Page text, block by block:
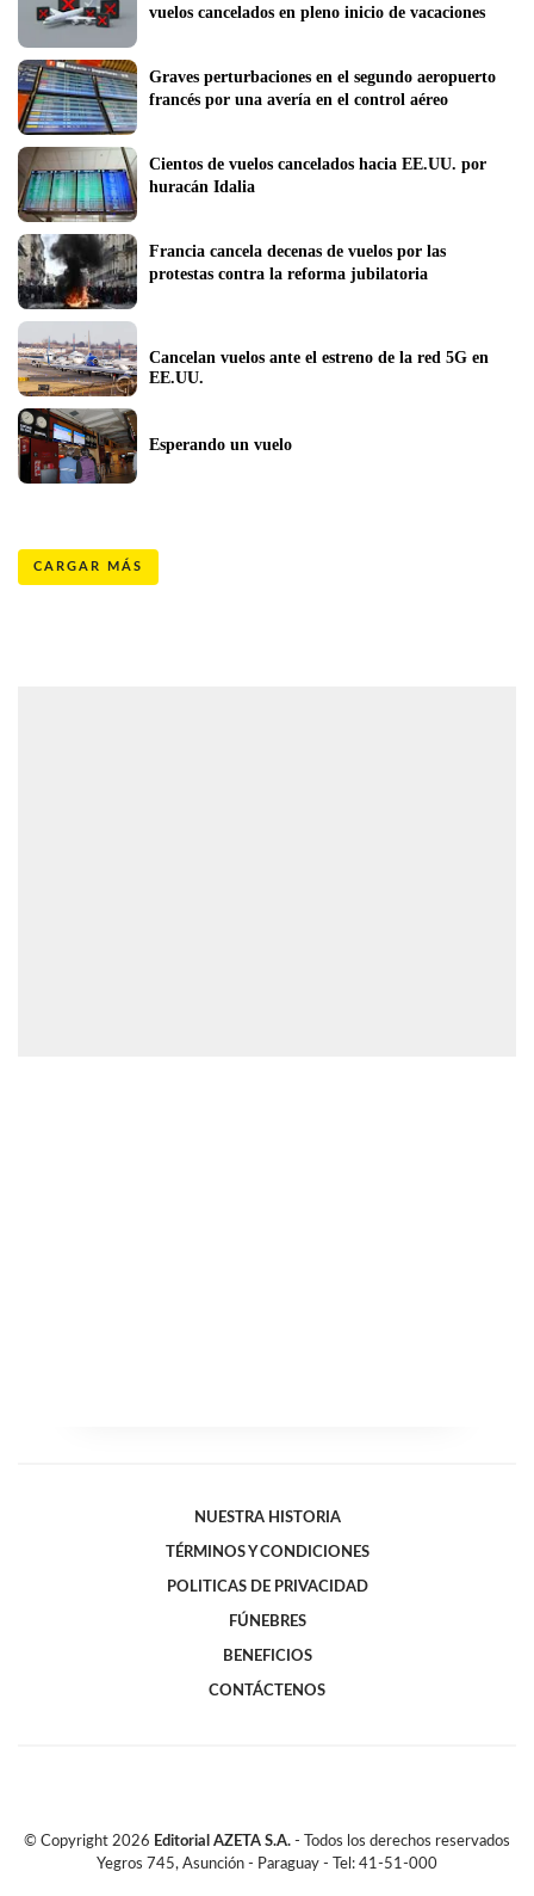
vuelos cancelados en pleno inicio de vacaciones
Graves perturbaciones en el segundo aeropuerto
francés por una avería en el control aéreo
Cientos de vuelos cancelados hacia EE.UU. por
huracán Idalia
Francia cancela decenas de vuelos por las
protestas contra la reforma jubilatoria
Cancelan vuelos ante el estreno de la red 5G en
EE.UU.
Esperando un vuelo
CARGAR MÁS
NUESTRA HISTORIA
TÉRMINOS Y CONDICIONES
POLITICAS DE PRIVACIDAD
FÚNEBRES
BENEFICIOS
CONTÁCTENOS
© Copyright 2026 Editorial AZETA S.A. - Todos los derechos reservados
Yegros 745, Asunción - Paraguay - Tel: 41-51-000